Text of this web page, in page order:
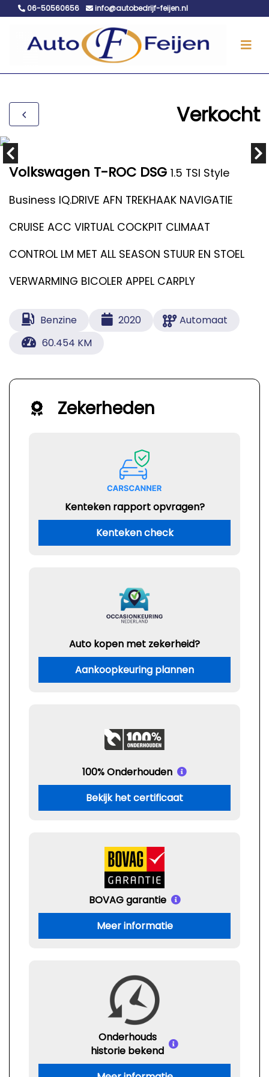
06-50560656 info@autobedrijf-feijen.nl
Verkocht
Volkswagen T-ROC DSG 1.5 TSI Style
Business IQ.DRIVE AFN TREKHAAK NAVIGATIE
CRUISE ACC VIRTUAL COCKPIT CLIMAAT
CONTROL LM MET ALL SEASON STUUR EN STOEL
VERWARMING BICOLER APPEL CARPLY
Benzine 2020
Automaat
60.454 KM
Zekerheden
Kenteken rapport opvragen?
Kenteken check
Auto kopen met zekerheid?
Aankoopkeuring plannen
100% Onderhouden
Bekijk het certificaat
BOVAG garantie
Meer informatie
Onderhouds
historie bekend